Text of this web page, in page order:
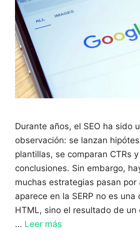
Durante años, el SEO ha sido
observación: se lanzan
plantillas, se comparan CTRs
conclusiones. Sin embargo,
muchas estrategias pasan por
aparece en la SERP no es
HTML, sino el resultado de un
… Leer más